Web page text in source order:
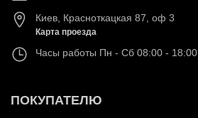
Киев, Красноткацкая 87, оф 3
Карта проезда
Часы работы Пн - Сб 08:00 - 18:00
ПОКУПАТЕЛЮ